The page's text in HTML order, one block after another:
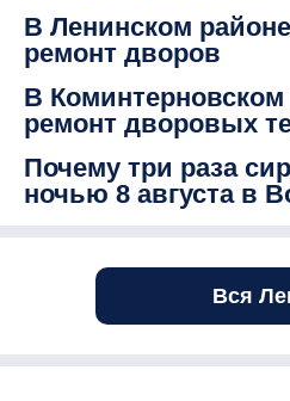
В Ленинском
ремонт дворов
В Коминтерновском
ремонт дворовых
Почему три раза
ночью 8 августа в
Вся